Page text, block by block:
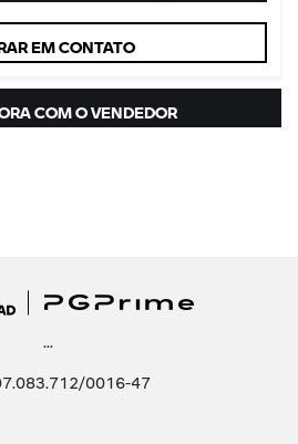
EM CONTATO
COM O VENDEDOR
...
0016-47